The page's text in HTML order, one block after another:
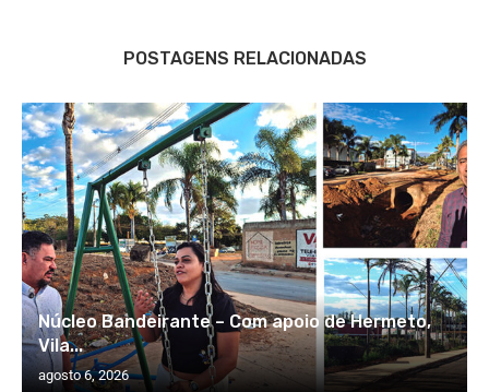
POSTAGENS RELACIONADAS
Núcleo Bandeirante – Com apoio de Hermeto,
Vila...
agosto 6, 2026